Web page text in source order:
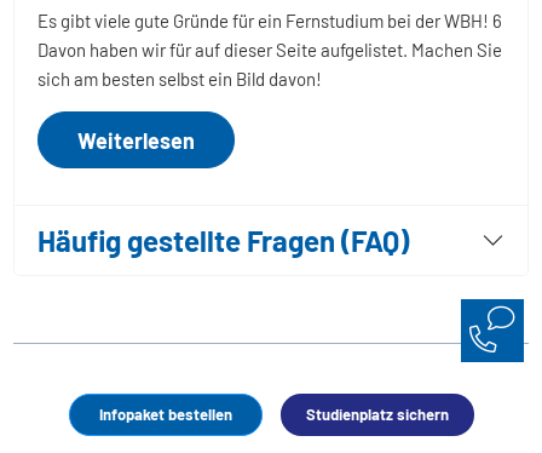
Infopaket bestellen Studienplatz sichern
Es gibt viele gute Gründe für ein Fernstudium bei der WBH! 6
Davon haben wir für auf dieser Seite aufgelistet. Machen Sie
sich am besten selbst ein Bild davon!
Weiterlesen
Häufig gestellte Fragen (FAQ)